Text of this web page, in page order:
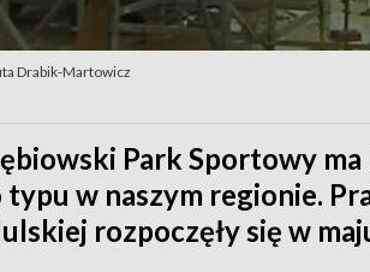
Drabik-Martowicz
Park Sportowy
w naszym regionie.
rozpoczęły się w